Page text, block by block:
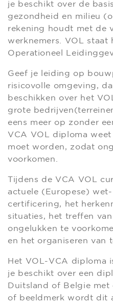
je beschikt over de
gezondheid en milieu
rekening houdt met de
werknemers. VOL
Operationeel
Geef je leiding op
risicovolle omgeving,
beschikken over het
grote
eens meer op zonder
VCA VOL diploma
moet worden, zodat
voorkomen.
Tijdens de VCA VOL
actuele (Europese)
certificering, het
situaties, het treffen
ongelukken te
en het organiseren van
Het VOL-VCA diploma
je beschikt over een
Duitsland of Belgie met
of beeldmerk wordt dit